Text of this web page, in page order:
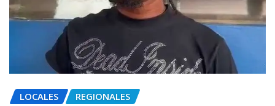
LOCALES REGIONALES